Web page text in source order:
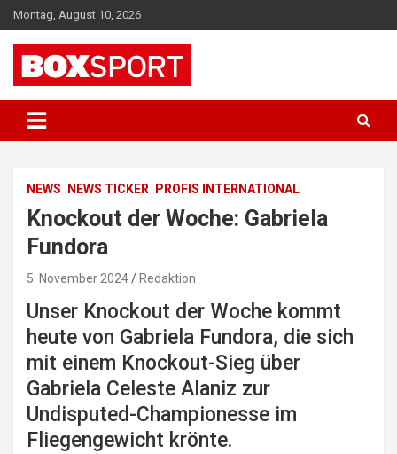
Skip
to
content
Montag, August 10, 2026
BOXSPORT
NEWS NEWS TICKER PROFIS INTERNATIONAL
Knockout der Woche: Gabriela
Fundora
5. November 2024 Redaktion
Unser Knockout der Woche kommt
heute von Gabriela Fundora, die sich
mit einem Knockout-Sieg über
Gabriela Celeste Alaniz zur
Undisputed-Championesse im
Fliegengewicht krönte.